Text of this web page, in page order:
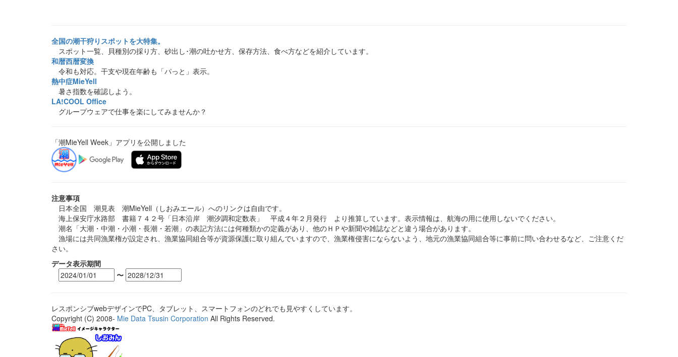
全国の潮干狩りスポットを大特集。
スポット一覧、貝種別の採り方、砂出し･潮の吐かせ方、保存方法、食べ方などを紹介しています。
和暦西暦変換
令和も対応。干支や現在年齢も「パっと」表示。
熱中症MieYell
暑さ指数を確認しよう。
LA!COOL Office
グループウェアで仕事を楽にしてみませんか？
「潮MieYell Week」アプリを公開しました
注意事項
日本全国 潮見表 潮MieYell（しおみエール）へのリンクは自由です。
海上保安庁水路部 書籍７４２号「日本沿岸 潮汐調和定数表」 平成４年２月発行 より推算しています。表示情報は、航海の用に使用しないでください。
潮名「大潮・中潮・小潮・長潮・若潮」の表記方法には何種類かの定義があり、他のＨＰや新聞や雑誌などと違う場合があります。
漁場には共同漁業権が設定され、漁業協同組合等が資源保護に取り組んでいますので、漁業権侵害にならないよう、地元の漁業協同組合等に事前に問い合わせるなど、ご注意くだ
さい。
データ表示期間
〜
レスポンシブwebデザインでPC、タブレット、スマートフォンのどれでも見やすくしています。
Copyright (C) 2008- Mie Data Tsusin Corporation All Rights Reserved.